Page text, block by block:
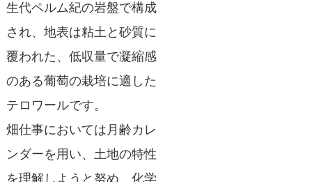
生代ペルム紀の岩盤で構成
され、地表は粘土と砂質に
覆われた、低収量で凝縮感
のある葡萄の栽培に適した
テロワールです。
畑仕事においては月齢カレ
ンダーを用い、土地の特性
を理解しようと努め、化学